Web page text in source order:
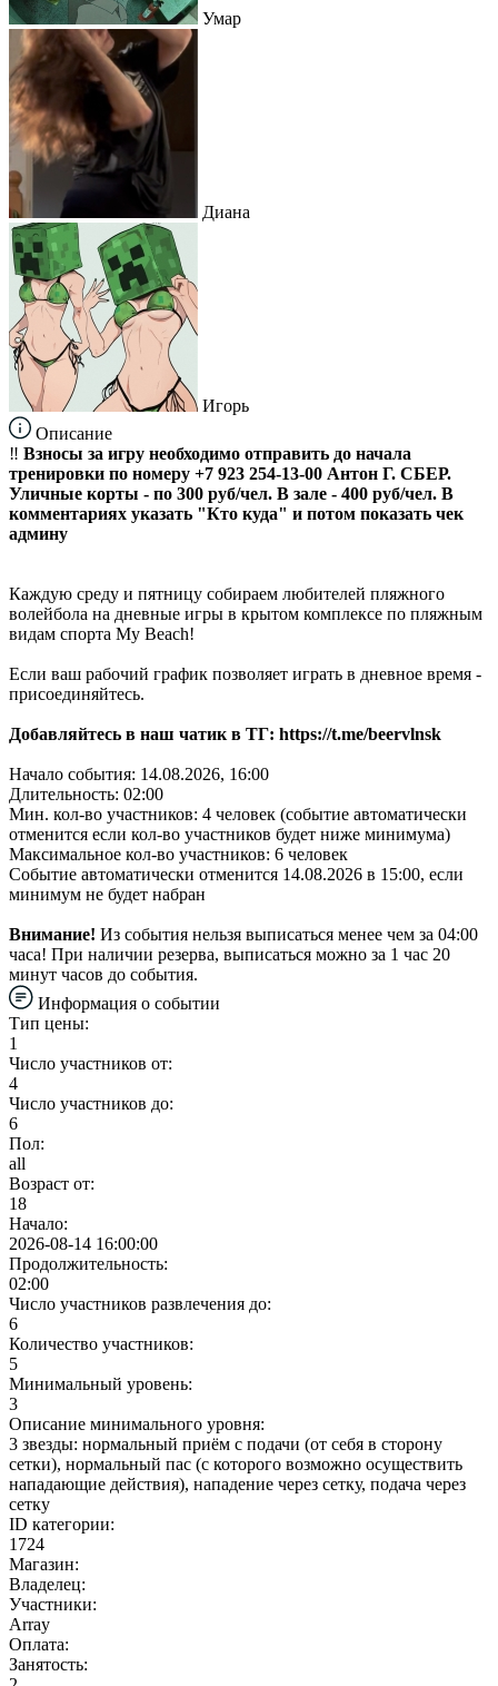
Умар
Диана
Игорь
Описание
‼️ Взносы за игру необходимо отправить до начала
тренировки по номеру +7 923 254-13-00 Антон Г. СБЕР.
Уличные корты - по 300 руб/чел. В зале - 400 руб/чел. В
комментариях указать "Кто куда" и потом показать чек
админу
Каждую среду и пятницу собираем любителей пляжного
волейбола на дневные игры в крытом комплексе по пляжным
видам спорта My Beach!
Если ваш рабочий график позволяет играть в дневное время -
присоединяйтесь.
Добавляйтесь в наш чатик в ТГ: https://t.me/beervlnsk
Начало события: 14.08.2026, 16:00
Длительность: 02:00
Мин. кол-во участников: 4 человек (событие автоматически
отменится если кол-во участников будет ниже минимума)
Максимальное кол-во участников: 6 человек
Событие автоматически отменится 14.08.2026 в 15:00, если
минимум не будет набран
Внимание! Из события нельзя выписаться менее чем за 04:00
часа! При наличии резерва, выписаться можно за 1 час 20
минут часов до события.
Информация о событии
Тип цены:
1
Число участников от:
4
Число участников до:
6
Пол:
all
Возраст от:
18
Начало:
2026-08-14 16:00:00
Продолжительность:
02:00
Число участников развлечения до:
6
Количество участников:
5
Минимальный уровень:
3
Описание минимального уровня:
3 звезды: нормальный приём с подачи (от себя в сторону
сетки), нормальный пас (с которого возможно осуществить
нападающие действия), нападение через сетку, подача через
сетку
ID категории:
1724
Магазин:
Владелец:
Участники:
Array
Оплата:
Занятость: